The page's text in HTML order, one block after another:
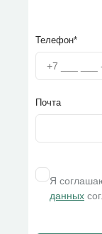
Телефон*
Почта
Я
данных